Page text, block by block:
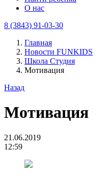
О нас
8 (3843) 91-03-30
Главная
Новости FUNKIDS
Школа Студия
Мотивация
Назад
Мотивация
21.06.2019
12:59